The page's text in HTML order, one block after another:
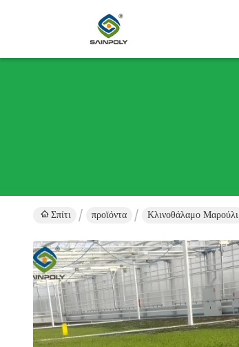
Σπίτι προϊόντα Κλινοθάλαμο Μαρούλι